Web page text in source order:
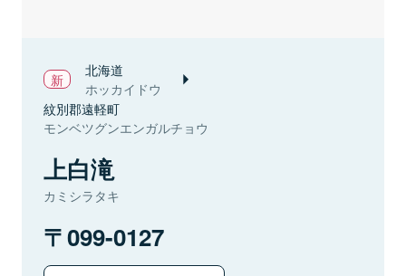
北海道
ホッカイドウ
紋別郡遠軽町
モンベツグンエンガルチョウ
上白滝
カミシラタキ
099-0127